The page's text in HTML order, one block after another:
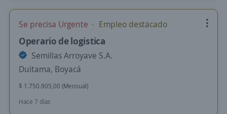
Se precisa Urgente Empleo destacado
Operario de logistica
Semillas Arroyave S.A.
Duitama, Boyacá
$ 1.750.905,00 (Mensual)
Hace 7 días